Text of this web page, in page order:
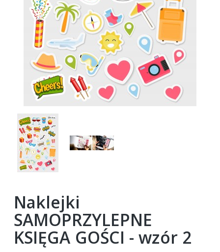
Naklejki
SAMOPRZYLEPNE
KSIĘGA GOŚCI - wzór 2